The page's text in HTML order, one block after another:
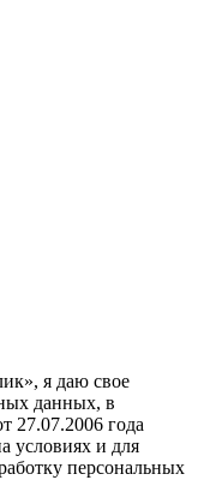
я даю свое
данных, в
27.07.2006 года
условиях и для
персональных